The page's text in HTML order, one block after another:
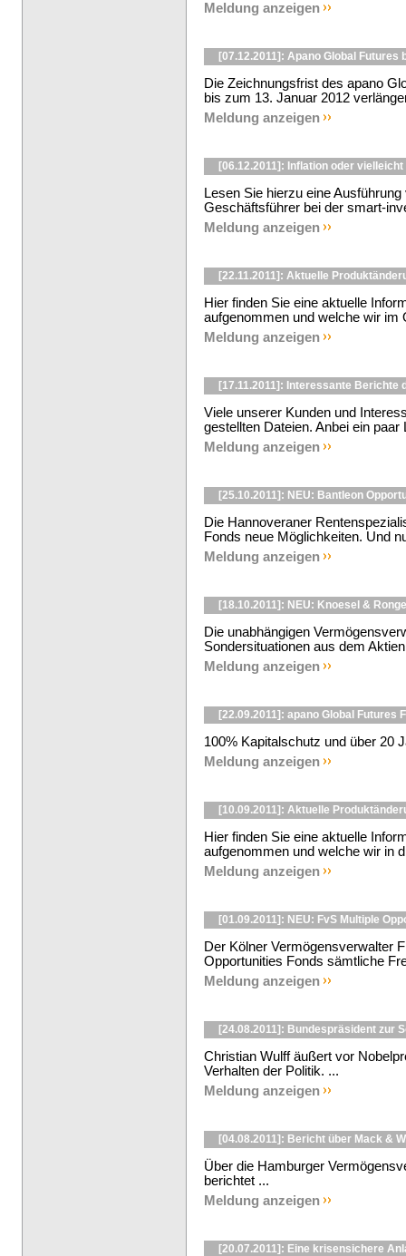
Meldung anzeigen
[07.12.2011]: Apano Global Futures
Die Zeichnungsfrist des apano
bis zum 13. Januar 2012
Meldung anzeigen
[06.12.2011]: Inflation oder
Lesen Sie hierzu eine
Geschäftsführer bei der smart-
Meldung anzeigen
[22.11.2011]: Aktuelle
Hier finden Sie eine aktuelle
aufgenommen und welche wir im
Meldung anzeigen
[17.11.2011]: Interessante Berichte
Viele unserer Kunden und
gestellten Dateien. Anbei ein
Meldung anzeigen
[25.10.2011]: NEU: Bantleon
Die Hannoveraner
Fonds neue Möglichkeiten. Und
Meldung anzeigen
[18.10.2011]: NEU: Knoesel & Ronge
Die unabhängigen
Sondersituationen aus dem
Meldung anzeigen
[22.09.2011]: apano Global Futures
100% Kapitalschutz und über 20
Meldung anzeigen
[10.09.2011]: Aktuelle
Hier finden Sie eine aktuelle
aufgenommen und welche wir in
Meldung anzeigen
[01.09.2011]: NEU: FvS Multiple
Der Kölner Vermögensverwalter
Opportunities Fonds sämtliche
Meldung anzeigen
[24.08.2011]: Bundespräsident zur
Christian Wulff äußert vor
Verhalten der Politik. ...
Meldung anzeigen
[04.08.2011]: Bericht über Mack &
Über die Hamburger
berichtet ...
Meldung anzeigen
[20.07.2011]: Eine krisensichere